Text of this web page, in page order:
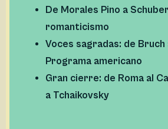
De Morales Pino a
romanticismo
Voces sagradas: de
Programa americano
Gran cierre: de Roma al
a Tchaikovsky